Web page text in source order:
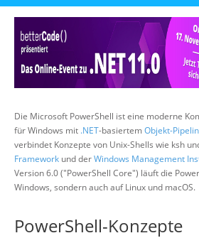
Über uns
Suche
Die Microsoft PowerShell ist eine moderne
für Windows mit .NET-basiertemObjekt-
verbindet Konzepte von Unix-Shells wie ksh
Framework und derWindows Management
Version 6.0 ("PowerShell Core") läuft die
Windows, sondern auch auf Linux und macOS.
PowerShell-Konzepte